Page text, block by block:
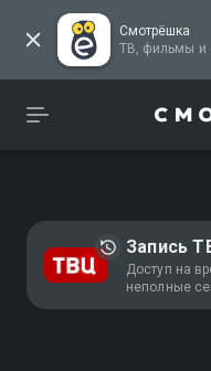
Смотрёшка
Запись
Доступ на
неполные